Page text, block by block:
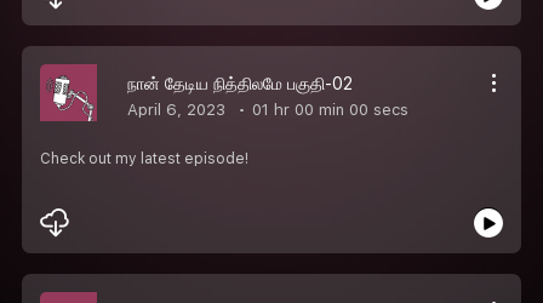
நான் தேடிய நித்திலமே பகுதி-02
April 6, 2023 01 hr 00 min 00 secs
Check out my latest episode!